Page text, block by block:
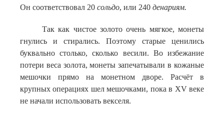
Он соответствовал 20 сольдо, или 240 денариям.
Так как чистое золото очень мягкое, монеты
гнулись и стирались. Поэтому старые ценились
буквально столько, сколько весили. Во избежание
потери веса золота, монеты запечатывали в кожаные
мешочки прямо на монетном дворе. Расчёт в
крупных операциях шел мешочками, пока в XV веке
не начали использовать векселя.